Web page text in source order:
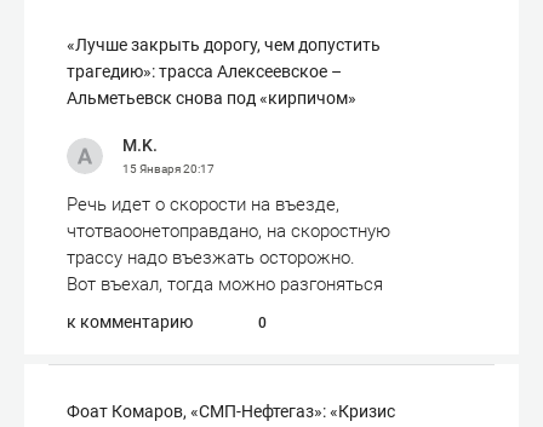
«Лучше закрыть дорогу, чем допустить
трагедию»: трасса Алексеевское –
Альметьевск снова под «кирпичом»
M.K.
15 Января20:17
Речь идет о скорости на въезде,
чтотваоонетоправдано, на скоростную
трассу надо въезжать осторожно.
Вот въехал, тогда можно разгоняться
к комментарию 0
Фоат Комаров, «СМП-Нефтегаз»: «Кризис